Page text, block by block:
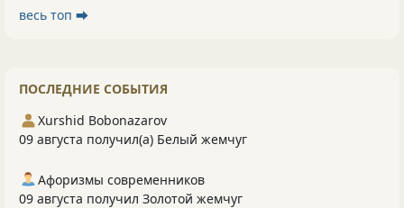
весь топ ⮕
ПОСЛЕДНИЕ СОБЫТИЯ
Xurshid Bobonazarov
09 августа получил(а) Белый жемчуг
Афоризмы современников
09 августа получил Золотой жемчуг